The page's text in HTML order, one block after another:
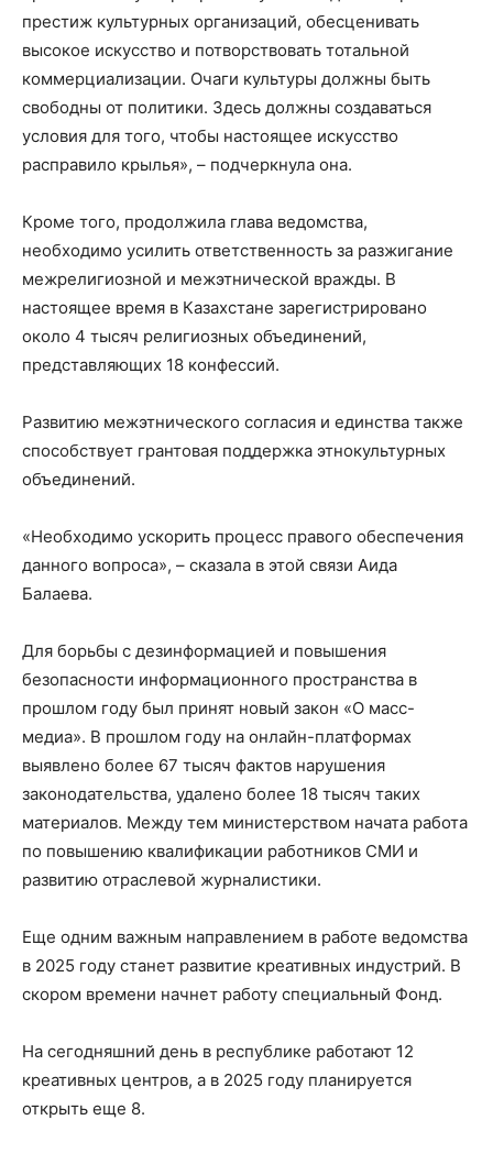
престиж культурных организаций, обесценивать
высокое искусство и потворствовать тотальной
коммерциализации. Очаги культуры должны быть
свободны от политики. Здесь должны создаваться
условия для того, чтобы настоящее искусство
расправило крылья», – подчеркнула она.
Кроме того, продолжила глава ведомства,
необходимо усилить ответственность за разжигание
межрелигиозной и межэтнической вражды. В
настоящее время в Казахстане зарегистрировано
около 4 тысяч религиозных объединений,
представляющих 18 конфессий.
Развитию межэтнического согласия и единства также
способствует грантовая поддержка этнокультурных
объединений.
«Необходимо ускорить процесс правого обеспечения
данного вопроса», – сказала в этой связи Аида
Балаева.
Для борьбы с дезинформацией и повышения
безопасности информационного пространства в
прошлом году был принят новый закон «О масс-
медиа». В прошлом году на онлайн-платформах
выявлено более 67 тысяч фактов нарушения
законодательства, удалено более 18 тысяч таких
материалов. Между тем министерством начата работа
по повышению квалификации работников СМИ и
развитию отраслевой журналистики.
Еще одним важным направлением в работе ведомства
в 2025 году станет развитие креативных индустрий. В
скором времени начнет работу специальный Фонд.
На сегодняшний день в республике работают 12
креативных центров, а в 2025 году планируется
открыть еще 8.